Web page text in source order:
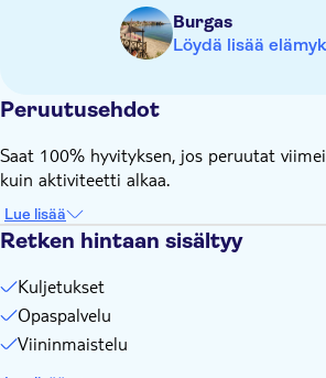
Asiallinen pukeutuminen – polvet ja
vieraillessasi uskonnollisilla
Pue mukavat jalkineet
Burgas
Löydä lisää
Peruutusehdot
Saat 100% hyvityksen, jos peruutat
kuin aktiviteetti alkaa.
Lue lisää
Retken hintaan sisältyy
Kuljetukset
Opaspalvelu
Viininmaistelu